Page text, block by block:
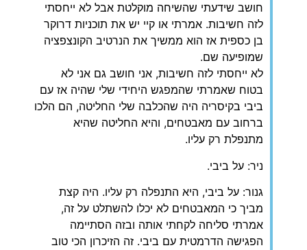
חושב שידעתי שהשיחה מוקלטת אבל לא ייחסתי
לזה חשיבות. אמרתי או קיי יש את תוכניות דרוקר
בן כספית אז הוא ממשיך את הנרטיב הקונצפציה
שמופיעה שם.
לא ייחסתי לזה חשיבות, אני חושב גם אני לא
בטוח שאמרתי שהמפגש היחידי שלי שהיה אז עם
ביבי בקיסריה היה שהכלבה שלי החליטה, הם הלכו
ברחוב עם מאבטחים, והיא החליטה שהיא
מתנפלת רק עליו.
ניר: על ביבי.
גנור: על ביבי, היא התנפלה רק עליו. היה קצת
מביך כי המאבטחים לא יכלו להשתלט על זה,
אמרתי סליחה לקחתי אותה ובזה הסתיימה
הפגישה הדרמטית עם ביבי. זה הזיכרון הכי טוב